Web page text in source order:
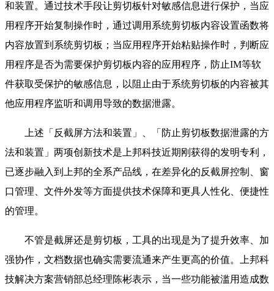
和装置。通过技术手段让剪切板针对敏感信息进行保护，当应
用程序开始复制操作时，通过调用系统剪切板内容设置函数将
内容放置到系统剪切板；当应用程序开始粘贴操作时，判断应
用程序是否为需要保护剪切板内容的应用程序，防止IM等软
件获取受保护的敏感信息，以阻止由于系统剪切板的内容被其
他应用程序监听和调用导致的数据泄露。
上述「反截屏方法和装置」、「防止剪切板数据泄露的方
法和装置」两项创新技术是上邦科技近期刚获得的发明专利，
已逐步融入到上邦的全系产品线，在差异化的反截屏控制、窗
口管理、文件外发等方面提供技术保障和更具人性化、便捷性
的管理。
不管是截屏还是剪切板，工具的出现是为了提升效率、加
强协作，文档数据也确实需要流通来产生更高的价值。上邦科
技解决方案营销部总经理陈彬表示，当一些功能被滥用造成数